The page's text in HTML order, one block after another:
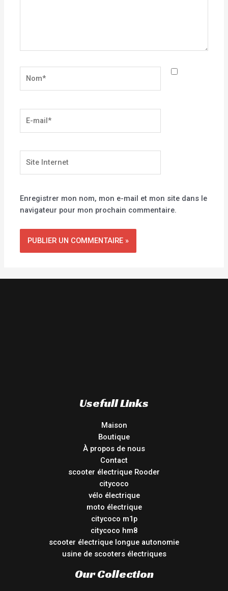
mail*
Internet
Enregistrer mon nom, mon e-mail et mon site dans le
navigateur pour mon prochain commentaire.
Usefull Links
Maison
Boutique
À propos de nous
Contact
scooter électrique Rooder
citycoco
vélo électrique
moto électrique
citycoco m1p
citycoco hm8
scooter électrique longue autonomie
usine de scooters électriques
Our Collection